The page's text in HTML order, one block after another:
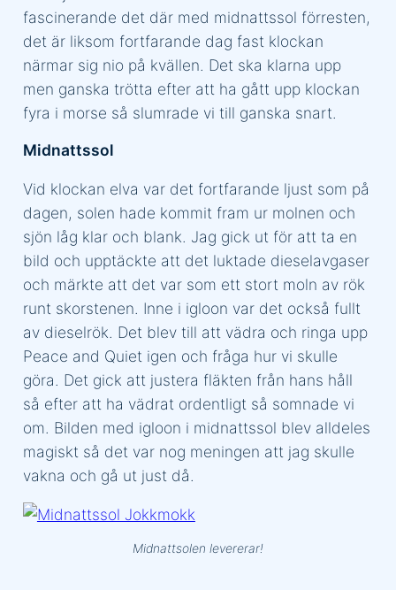
fascinerande det där med midnattssol förresten,
det är liksom fortfarande dag fast klockan
närmar sig nio på kvällen. Det ska klarna upp
men ganska trötta efter att ha gått upp klockan
fyra i morse så slumrade vi till ganska snart.
Midnattssol
Vid klockan elva var det fortfarande ljust som på
dagen, solen hade kommit fram ur molnen och
sjön låg klar och blank. Jag gick ut för att ta en
bild och upptäckte att det luktade dieselavgaser
och märkte att det var som ett stort moln av rök
runt skorstenen. Inne i igloon var det också fullt
av dieselrök. Det blev till att vädra och ringa upp
Peace and Quiet igen och fråga hur vi skulle
göra. Det gick att justera fläkten från hans håll
så efter att ha vädrat ordentligt så somnade vi
om. Bilden med igloon i midnattssol blev alldeles
magiskt så det var nog meningen att jag skulle
vakna och gå ut just då.
Midnattsolen levererar!